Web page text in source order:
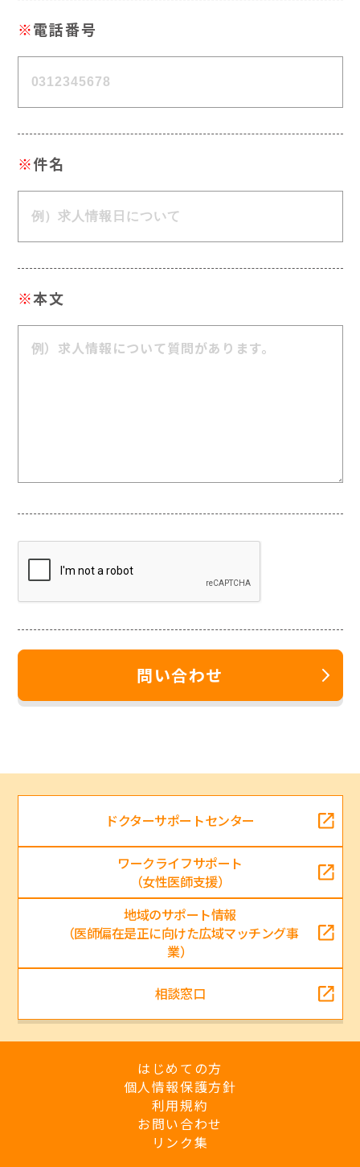
※電話番号
※件名
※本文
問い合わせ
ドクターサポートセンター
ワークライフサポート
（女性医師支援）
地域のサポート情報
（医師偏在是正に向けた広域マッチング事
業）
相談窓口
はじめての方
個人情報保護方針
利用規約
お問い合わせ
リンク集